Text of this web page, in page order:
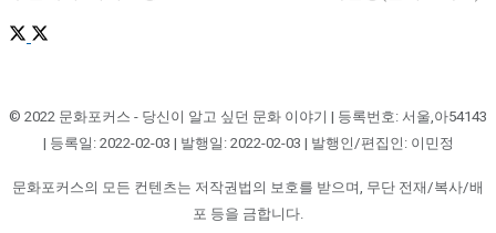
© 2022 문화포커스 - 당신이 알고 싶던 문화 이야기 | 등록번호: 서울,아54143
| 등록일: 2022-02-03 | 발행일: 2022-02-03 | 발행인/편집인: 이민정
문화포커스의 모든 컨텐츠는 저작권법의 보호를 받으며, 무단 전재/복사/배
포 등을 금합니다.